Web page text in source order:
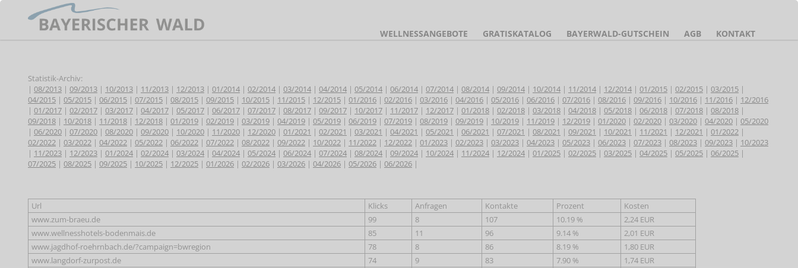
WELLNESSANGEBOTE GRATISKATALOG BAYERWALD-GUTSCHEIN AGB KONTAKT
Statistik-Archiv:
| 08/2013 | 09/2013 | 10/2013 | 11/2013 | 12/2013 | 01/2014 | 02/2014 | 03/2014 | 04/2014 | 05/2014 | 06/2014 | 07/2014 | 08/2014 | 09/2014 | 10/2014 | 11/2014 | 12/2014 | 01/2015 | 02/2015 | 03/2015 |
04/2015 | 05/2015 | 06/2015 | 07/2015 | 08/2015 | 09/2015 | 10/2015 | 11/2015 | 12/2015 | 01/2016 | 02/2016 | 03/2016 | 04/2016 | 05/2016 | 06/2016 | 07/2016 | 08/2016 | 09/2016 | 10/2016 | 11/2016 | 12/2016
| 01/2017 | 02/2017 | 03/2017 | 04/2017 | 05/2017 | 06/2017 | 07/2017 | 08/2017 | 09/2017 | 10/2017 | 11/2017 | 12/2017 | 01/2018 | 02/2018 | 03/2018 | 04/2018 | 05/2018 | 06/2018 | 07/2018 | 08/2018 |
09/2018 | 10/2018 | 11/2018 | 12/2018 | 01/2019 | 02/2019 | 03/2019 | 04/2019 | 05/2019 | 06/2019 | 07/2019 | 08/2019 | 09/2019 | 10/2019 | 11/2019 | 12/2019 | 01/2020 | 02/2020 | 03/2020 | 04/2020 | 05/2020
| 06/2020 | 07/2020 | 08/2020 | 09/2020 | 10/2020 | 11/2020 | 12/2020 | 01/2021 | 02/2021 | 03/2021 | 04/2021 | 05/2021 | 06/2021 | 07/2021 | 08/2021 | 09/2021 | 10/2021 | 11/2021 | 12/2021 | 01/2022 |
02/2022 | 03/2022 | 04/2022 | 05/2022 | 06/2022 | 07/2022 | 08/2022 | 09/2022 | 10/2022 | 11/2022 | 12/2022 | 01/2023 | 02/2023 | 03/2023 | 04/2023 | 05/2023 | 06/2023 | 07/2023 | 08/2023 | 09/2023 | 10/2023
| 11/2023 | 12/2023 | 01/2024 | 02/2024 | 03/2024 | 04/2024 | 05/2024 | 06/2024 | 07/2024 | 08/2024 | 09/2024 | 10/2024 | 11/2024 | 12/2024 | 01/2025 | 02/2025 | 03/2025 | 04/2025 | 05/2025 | 06/2025 |
07/2025 | 08/2025 | 09/2025 | 10/2025 | 12/2025 | 01/2026 | 02/2026 | 03/2026 | 04/2026 | 05/2026 | 06/2026 |
Url Klicks Anfragen Kontakte Prozent
Kosten
www.zum-braeu.de
99 8 107 10.19 %
2,24 EUR
www.wellnesshotels-bodenmais.de
85 11 96 9.14 %
2,01 EUR
www.jagdhof-roehrnbach.de/?campaign=bwregion
78 8 86 8.19 %
1,80 EUR
www.langdorf-zurpost.de
74 9 83 7.90 %
1,74 EUR